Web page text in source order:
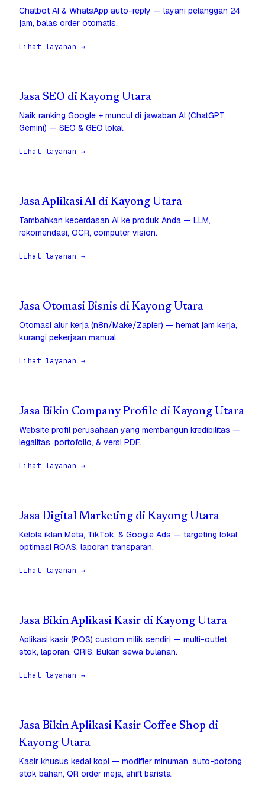
Chatbot AI & WhatsApp auto-reply — layani pelanggan 24
jam, balas order otomatis.
Lihat layanan →
Jasa SEO di Kayong Utara
Naik ranking Google + muncul di jawaban AI (ChatGPT,
Gemini) — SEO & GEO lokal.
Lihat layanan →
Jasa Aplikasi AI di Kayong Utara
Tambahkan kecerdasan AI ke produk Anda — LLM,
rekomendasi, OCR, computer vision.
Lihat layanan →
Jasa Otomasi Bisnis di Kayong Utara
Otomasi alur kerja (n8n/Make/Zapier) — hemat jam kerja,
kurangi pekerjaan manual.
Lihat layanan →
Jasa Bikin Company Profile di Kayong Utara
Website profil perusahaan yang membangun kredibilitas —
legalitas, portofolio, & versi PDF.
Lihat layanan →
Jasa Digital Marketing di Kayong Utara
Kelola iklan Meta, TikTok, & Google Ads — targeting lokal,
optimasi ROAS, laporan transparan.
Lihat layanan →
Jasa Bikin Aplikasi Kasir di Kayong Utara
Aplikasi kasir (POS) custom milik sendiri — multi-outlet,
stok, laporan, QRIS. Bukan sewa bulanan.
Lihat layanan →
Jasa Bikin Aplikasi Kasir Coffee Shop di
Kayong Utara
Kasir khusus kedai kopi — modifier minuman, auto-potong
stok bahan, QR order meja, shift barista.